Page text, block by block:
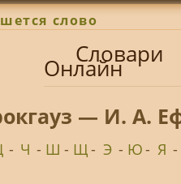
слово
Словари
Онлайн
— И. А.
- Ч - Ш - Щ- Э - Ю- Я -